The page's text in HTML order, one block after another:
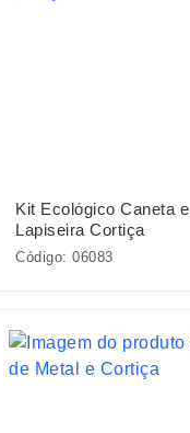
Kit Ecológico Caneta e
Lapiseira Cortiça
Código: 06083